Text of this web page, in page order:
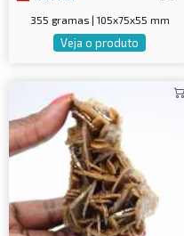
355 gramas | 105x75x55 mm
Veja o produto